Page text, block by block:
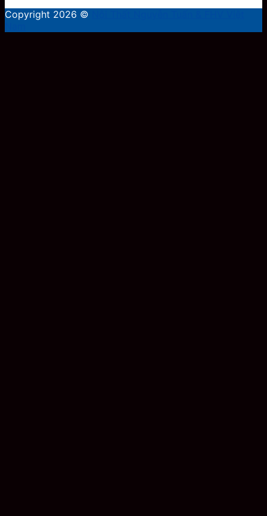
Copyright 2026 ©